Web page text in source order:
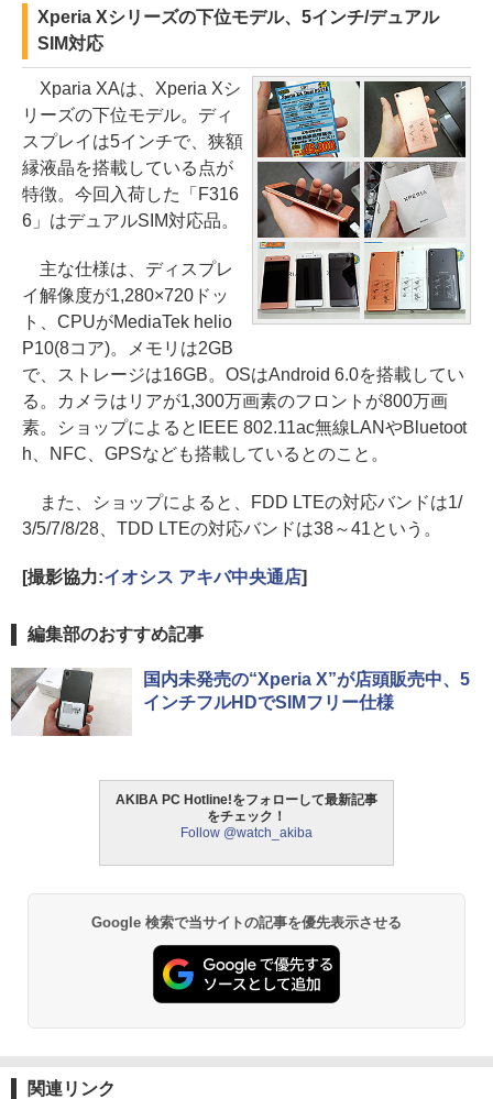
Xperia Xシリーズの下位モデル、5インチ/デュアル
SIM対応
Xparia XAは、Xperia Xシ
リーズの下位モデル。ディ
スプレイは5インチで、狭額
縁液晶を搭載している点が
特徴。今回入荷した「F316
6」はデュアルSIM対応品。
主な仕様は、ディスプレ
イ解像度が1,280×720ドッ
ト、CPUがMediaTek helio
P10(8コア)。メモリは2GB
で、ストレージは16GB。OSはAndroid 6.0を搭載してい
る。カメラはリアが1,300万画素のフロントが800万画
素。ショップによるとIEEE 802.11ac無線LANやBluetoot
h、NFC、GPSなども搭載しているとのこと。
また、ショップによると、FDD LTEの対応バンドは1/
3/5/7/8/28、TDD LTEの対応バンドは38～41という。
[撮影協力:イオシス アキバ中央通店]
編集部のおすすめ記事
国内未発売の“Xperia X”が店頭販売中、5
インチフルHDでSIMフリー仕様
AKIBA PC Hotline!をフォローして最新記事
をチェック！
Follow @watch_akiba
Google 検索で当サイトの記事を優先表示させる
関連リンク